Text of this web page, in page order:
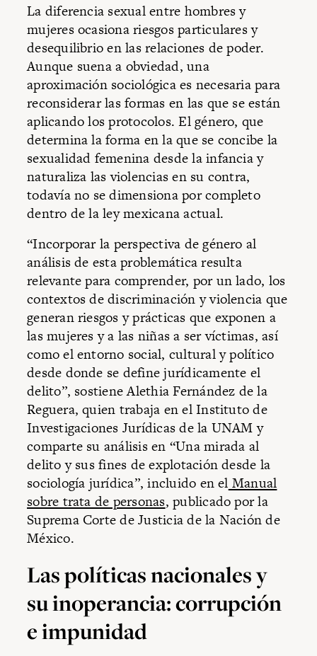
La diferencia sexual entre hombres y
mujeres ocasiona riesgos particulares y
desequilibrio en las relaciones de poder.
Aunque suena a obviedad, una
aproximación sociológica es necesaria para
reconsiderar las formas en las que se están
aplicando los protocolos. El género, que
determina la forma en la que se concibe la
sexualidad femenina desde la infancia y
naturaliza las violencias en su contra,
todavía no se dimensiona por completo
dentro de la ley mexicana actual.
“Incorporar la perspectiva de género al
análisis de esta problemática resulta
relevante para comprender, por un lado, los
contextos de discriminación y violencia que
generan riesgos y prácticas que exponen a
las mujeres y a las niñas a ser víctimas, así
como el entorno social, cultural y político
desde donde se define jurídicamente el
delito”, sostiene Alethia Fernández de la
Reguera, quien trabaja en el Instituto de
Investigaciones Jurídicas de la UNAM y
comparte su análisis en “Una mirada al
delito y sus fines de explotación desde la
sociología jurídica”, incluido en el Manual
sobre trata de personas, publicado por la
Suprema Corte de Justicia de la Nación de
México.
Las políticas nacionales y
su inoperancia: corrupción
e impunidad